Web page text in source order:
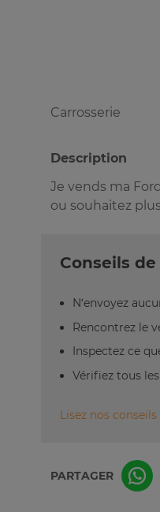
Carrosserie
Description
Je vends ma
ou souhaitez
Conseils
N’envoyez
Rencontrez le
Inspectez ce
Vérifiez tous
Lisez nos
PARTAGER